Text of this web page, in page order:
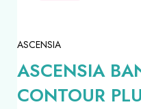
ASCENSIA
ASCENSIA
CONTOUR